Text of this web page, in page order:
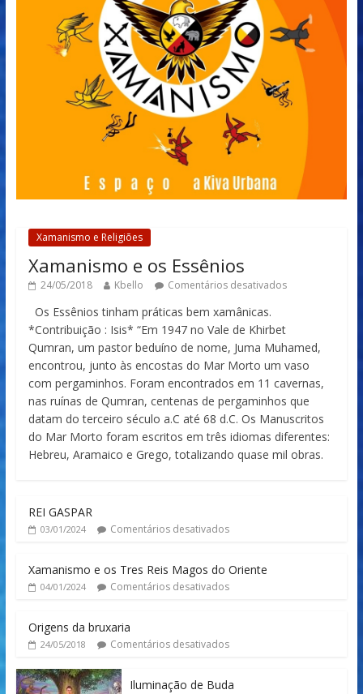
Xamanismo e Religiões
Xamanismo e os Essênios
24/05/2018 Kbello Comentários desativados
Os Essênios tinham práticas bem xamânicas.
*Contribuição : Isis* “Em 1947 no Vale de Khirbet
Qumran, um pastor beduíno de nome, Juma Muhamed,
encontrou, junto às encostas do Mar Morto um vaso
com pergaminhos. Foram encontrados em 11 cavernas,
nas ruínas de Qumran, centenas de pergaminhos que
datam do terceiro século a.C até 68 d.C. Os Manuscritos
do Mar Morto foram escritos em três idiomas diferentes:
Hebreu, Aramaico e Grego, totalizando quase mil obras.
REI GASPAR
03/01/2024 Comentários desativados
Xamanismo e os Tres Reis Magos do Oriente
04/01/2024 Comentários desativados
Origens da bruxaria
24/05/2018 Comentários desativados
Iluminação de Buda